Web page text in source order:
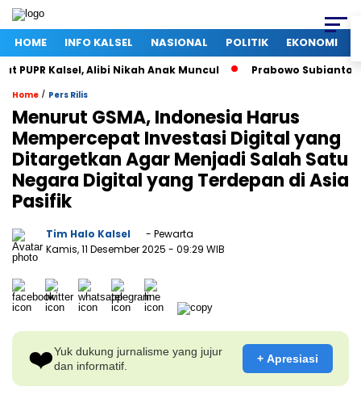
HOME INFO KALSEL NASIONAL POLITIK EKONOMI
Kalsel, Alibi Nikah Anak Muncul Prabowo Subianto dan
Home / Pers Rilis
Menurut GSMA, Indonesia Harus
Mempercepat Investasi Digital yang
Ditargetkan Agar Menjadi Salah Satu
Negara Digital yang Terdepan di Asia
Pasifik
Tim Halo Kalsel
- Pewarta
Kamis, 11 Desember 2025 - 09:29 WIB
❤️Yuk dukung jurnalisme yang jujur
dan informatif.
+ Apresiasi